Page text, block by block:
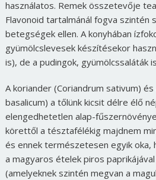
használatos. Remek összetevője
Flavonoid tartalmánál fogva szintén
betegségek ellen. A konyhában
gyümölcslevesek készítésekor
is), de a pudingok, gyümölcssaláták
A koriander (Coriandrum sativum)
basalicum) a tőlünk kicsit délre élő
elengedhetetlen alap-
körettől a tésztafélékig majdnem
és ennek természetesen egyik oka,
a magyaros ételek piros
(amelyeknek szintén megvan a